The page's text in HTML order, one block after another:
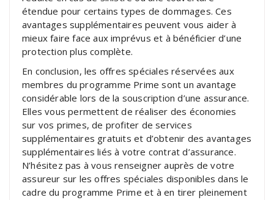
étendue pour certains types de dommages. Ces
avantages supplémentaires peuvent vous aider à
mieux faire face aux imprévus et à bénéficier d’une
protection plus complète.
En conclusion, les offres spéciales réservées aux
membres du programme Prime sont un avantage
considérable lors de la souscription d’une assurance.
Elles vous permettent de réaliser des économies
sur vos primes, de profiter de services
supplémentaires gratuits et d’obtenir des avantages
supplémentaires liés à votre contrat d’assurance.
N’hésitez pas à vous renseigner auprès de votre
assureur sur les offres spéciales disponibles dans le
cadre du programme Prime et à en tirer pleinement